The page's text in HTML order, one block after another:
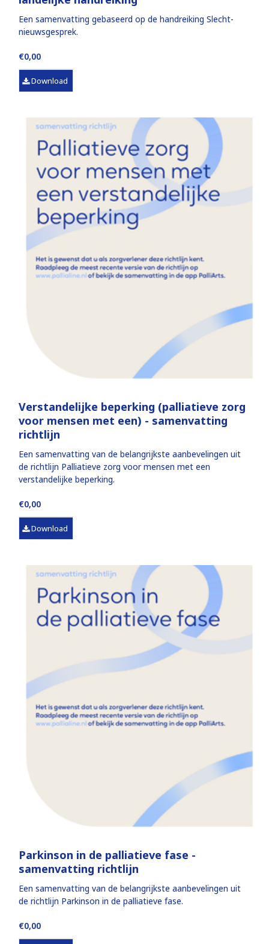
Een samenvatting gebaseerd op de handreiking Slecht-
nieuwsgesprek.
€0,00
Download
Verstandelijke beperking (palliatieve zorg
voor mensen met een) - samenvatting
richtlijn
Een samenvatting van de belangrijkste aanbevelingen uit
de richtlijn Palliatieve zorg voor mensen met een
verstandelijke beperking.
€0,00
Download
Parkinson in de palliatieve fase -
samenvatting richtlijn
Een samenvatting van de belangrijkste aanbevelingen uit
de richtlijn Parkinson in de palliatieve fase.
€0,00